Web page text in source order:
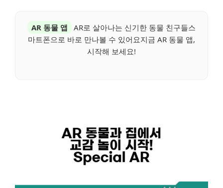
AR 동물 앱
AR로 살아나는 신기한 동물 친구들스
마트폰으로 바로 만나볼 수 있어요지금 AR 동물 앱,
시작해 보세요!